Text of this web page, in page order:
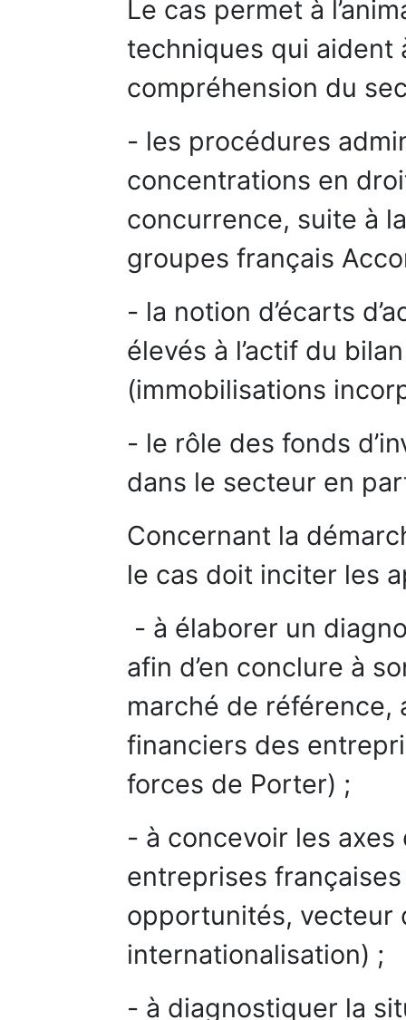
Le cas permet à
techniques qui aident
compréhension du
- les procédures
concentrations en
concurrence, suite à
groupes français
- la notion d’écarts
élevés à l’actif du
(immobilisations
- le rôle des fonds
dans le secteur en
Concernant la
le cas doit inciter les
- à élaborer un
afin d’en conclure à
marché de référence,
financiers des
forces de Porter) ;
- à concevoir les
entreprises
opportunités, vecteur
internationalisation) ;
- à diagnostiquer la